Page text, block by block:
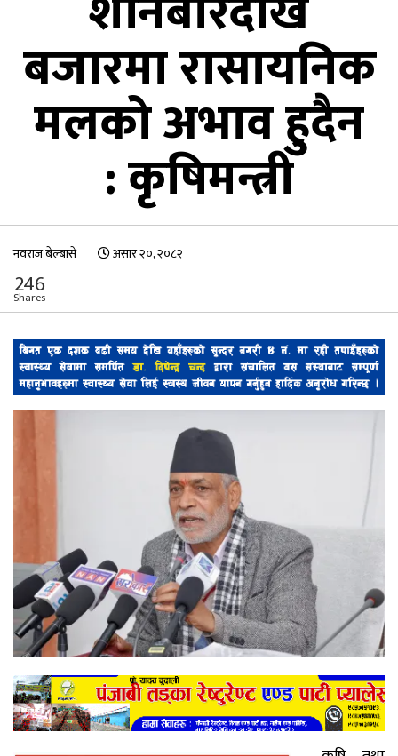
बजारमा रासायनिक
मलको अभाव हुदैन
: कृषिमन्त्री
नवराज बेल्बासे असार २०, २०८२
246
Shares